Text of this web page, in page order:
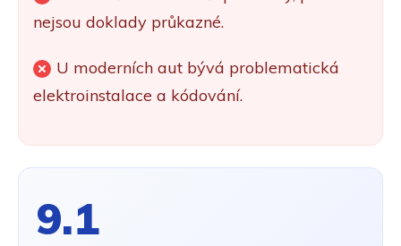
nejsou doklady průkazné.
U moderních aut bývá problematická
elektroinstalace a kódování.
9.1